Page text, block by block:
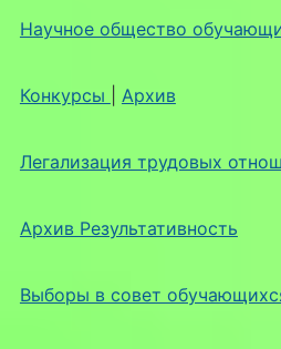
Научное общество
Конкурсы Архив
Легализация трудовых
Архив Результативность
Выборы в совет